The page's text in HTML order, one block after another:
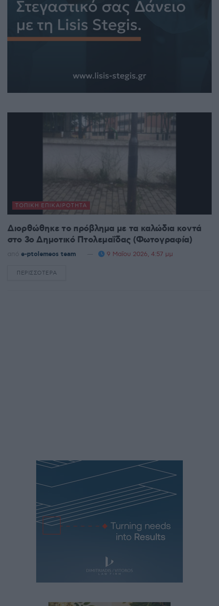
ΤΟΠΙΚΉ ΕΠΙΚΑΙΡΌΤΗΤΑ
Διορθώθηκε το πρόβλημα με τα καλώδια κοντά
στο 3ο Δημοτικό Πτολεμαΐδας (Φωτογραφία)
από e-ptolemeos team 9 Μαΐου 2026, 4:57 μμ
ΠΕΡΙΣΣΌΤΕΡΑ